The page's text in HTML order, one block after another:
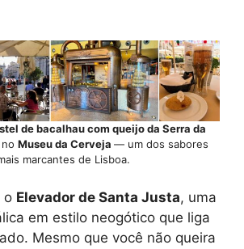
de bacalhau com queijo da Serra da
Museu da Cerveja — um dos sabores
marcantes de Lisboa.
o Elevador de Santa Justa, uma
em estilo neogótico que liga
Mesmo que você não queira